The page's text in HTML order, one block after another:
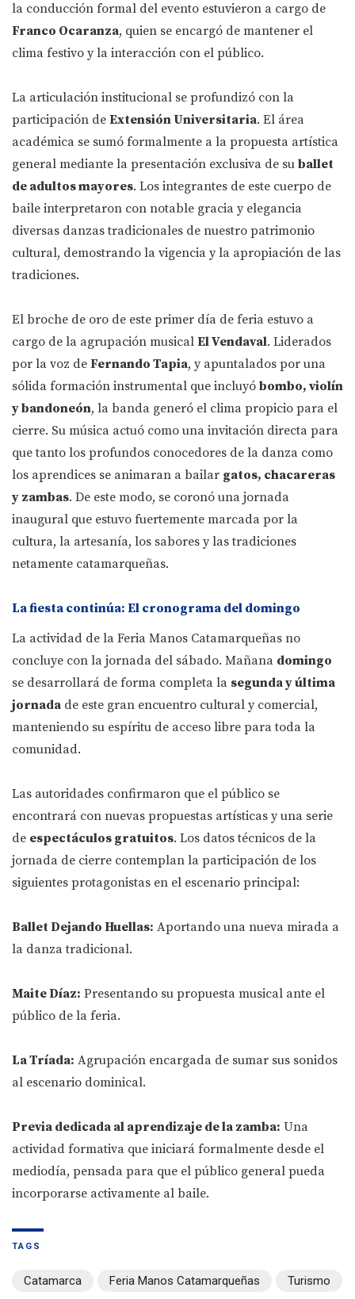
la conducción formal del evento estuvieron a cargo de
Franco Ocaranza, quien se encargó de mantener el
clima festivo y la interacción con el público.
La articulación institucional se profundizó con la
participación de Extensión Universitaria. El área
académica se sumó formalmente a la propuesta artística
general mediante la presentación exclusiva de su ballet
de adultos mayores. Los integrantes de este cuerpo de
baile interpretaron con notable gracia y elegancia
diversas danzas tradicionales de nuestro patrimonio
cultural, demostrando la vigencia y la apropiación de las
tradiciones.
El broche de oro de este primer día de feria estuvo a
cargo de la agrupación musical El Vendaval. Liderados
por la voz de Fernando Tapia, y apuntalados por una
sólida formación instrumental que incluyó bombo, violín
y bandoneón, la banda generó el clima propicio para el
cierre. Su música actuó como una invitación directa para
que tanto los profundos conocedores de la danza como
los aprendices se animaran a bailar gatos, chacareras
y zambas. De este modo, se coronó una jornada
inaugural que estuvo fuertemente marcada por la
cultura, la artesanía, los sabores y las tradiciones
netamente catamarqueñas.
La fiesta continúa: El cronograma del domingo
La actividad de la Feria Manos Catamarqueñas no
concluye con la jornada del sábado. Mañana domingo
se desarrollará de forma completa la segunda y última
jornada de este gran encuentro cultural y comercial,
manteniendo su espíritu de acceso libre para toda la
comunidad.
Las autoridades confirmaron que el público se
encontrará con nuevas propuestas artísticas y una serie
de espectáculos gratuitos. Los datos técnicos de la
jornada de cierre contemplan la participación de los
siguientes protagonistas en el escenario principal:
Ballet Dejando Huellas: Aportando una nueva mirada a
la danza tradicional.
Maite Díaz: Presentando su propuesta musical ante el
público de la feria.
La Tríada: Agrupación encargada de sumar sus sonidos
al escenario dominical.
Previa dedicada al aprendizaje de la zamba: Una
actividad formativa que iniciará formalmente desde el
mediodía, pensada para que el público general pueda
incorporarse activamente al baile.
TAGS
Catamarca Feria Manos Catamarqueñas Turismo